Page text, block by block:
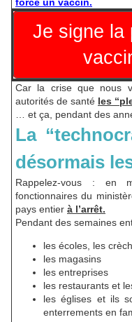
Je signe la
Car la crise que nous
autorités de santé les
… et ça, pendant des
La
désormais
Rappelez-vous : en
fonctionnaires du
pays entier à l’arrêt.
Pendant des semaines
les écoles, les
les magasins
les entreprises
les restaurants et
les églises et ils
enterrements en